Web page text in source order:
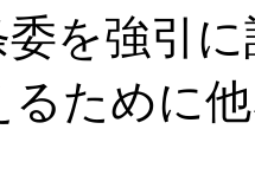
を強引
るために